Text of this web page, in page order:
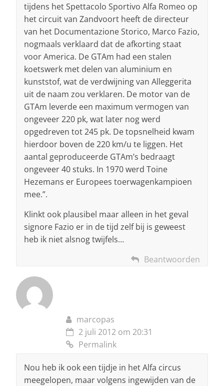
tijdens het Spettacolo Sportivo Alfa Romeo op
het circuit van Zandvoort heeft de directeur
van het Documentazione Storico, Marco Fazio,
nogmaals verklaard dat de afkorting staat
voor America. De GTAm had een stalen
koetswerk met delen van aluminium en
kunststof, wat de verdwijning van Alleggerita
uit de naam zou verklaren. De motor van de
GTAm leverde een maximum vermogen van
ongeveer 220 pk, wat later nog werd
opgedreven tot 245 pk. De topsnelheid kwam
hierdoor boven de 220 km/u te liggen. Het
aantal geproduceerde GTAm’s bedraagt
ongeveer 40 stuks. In 1970 werd Toine
Hezemans er Europees toerwagenkampioen
mee.”.
Klinkt ook plausibel maar alleen in het geval
signore Fazio er in de tijd zelf bij is geweest
heb ik niet alsnog twijfels…
Beantwoorden
marcopas
2 juli 2012 om 20:31
Permalink
Nou heb ik ook een tijdje in het Alfa circus
meegelopen, maar volgens ingewijden van de